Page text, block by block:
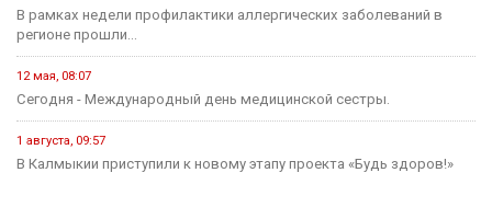
В рамках недели профилактики аллергических заболеваний в
регионе прошли...
12 мая, 08:07
Сегодня - Международный день медицинской сестры.
1 августа, 09:57
В Калмыкии приступили к новому этапу проекта «Будь здоров!»